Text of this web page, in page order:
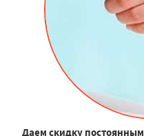
Даем скидку